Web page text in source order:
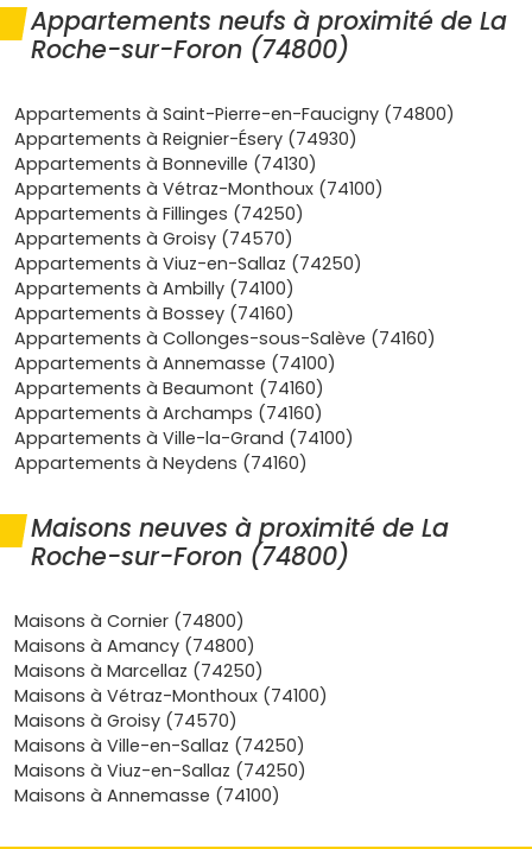
Localisation stratégique: au cœur de lavallée de
l'Arve, à mi-chemin d' Annecyet de
gare deLa Roche-sur-Foron. Parfait si tu travailles
côté suisse ou dans le bassin annécien.
Demande locative soutenue: salariés du
Genève, actifs de l'industrie locale et familles aiment
le secteur. Résultat : une bonne profondeur de
marché pour lalocationcomme pour la
Cadre de vie: centre médiéval vivant, commerces,
écoles, montagne à deux pas (Salève, Aravis, Plateau
des Glières). C'est un quotidien simple et agréable.
Confort et performances : des logements
bien isolés, avecfaibles charges
et prestations
modernes (ascenseur, stationnement, espaces
extérieurs).
Financement optimisé:frais de notaire réduits
autour de 2 à 3 %dans le neuf et possibilités de
à taux zéro (PTZ)
sous conditions.
Quels types d'appartements neufs à La
Roche-sur-Foron ? du studio au T4
Lesprogrammes neufsrochois couvrent tous les
besoins. Tu peux viser :
Studios et T2près de lagareou du
top pour un premier achat, une résidence secondaire
ou un investissement locatif simple à gérer.
Emplacements pratiques, bonne
forte demande de jeunes actifs transfrontaliers.
Appartements neufs à proximité de La
Roche-sur-Foron (74800)
Appartements à Saint-Pierre-en-Faucigny (74800)
Appartements à Reignier-Ésery (74930)
Appartements à Bonneville (74130)
Appartements à Vétraz-Monthoux (74100)
Appartements à Fillinges (74250)
Appartements à Groisy (74570)
Appartements à Viuz-en-Sallaz (74250)
Appartements à Ambilly (74100)
Appartements à Bossey (74160)
Appartements à Collonges-sous-Salève (74160)
Appartements à Annemasse (74100)
Appartements à Beaumont (74160)
Appartements à Archamps (74160)
Appartements à Ville-la-Grand (74100)
Appartements à Neydens (74160)
Maisons neuves à proximité de La
Roche-sur-Foron (74800)
Maisons à Cornier (74800)
Maisons à Amancy (74800)
Maisons à Marcellaz (74250)
Maisons à Vétraz-Monthoux (74100)
Maisons à Groisy (74570)
Maisons à Ville-en-Sallaz (74250)
Maisons à Viuz-en-Sallaz (74250)
Maisons à Annemasse (74100)